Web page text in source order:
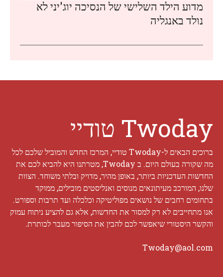
מדוע הילד השלישי של הנסיכה יוג'יני לא
נולד באנגליה
Twoday טודיי
ברוכים הבאים ל-Twoday טודיי, המרכז החדש והמוביל שלכם לכל
מה שקורה בעולם היום. ב Twoday, מטרתנו היא להביא לכם את
החדשות העדכניות ביותר, באופן מהיר, מדויק ובלתי משוחד. הצוות
שלנו, המורכב מעיתונאים מנוסים ואנליסטים מובילים, ממוקד
בתחומים רחבים של נושאים מפוליטיקה וכלכלה ועד תרבות וספורט.
אנו מתחייבים לא רק למסור את החדשות, אלא גם להציע ניתוח עמוק
והקשר היסטורי שיאפשר לכם להבין את הסיפור מעבר לכותרת.
Twoday@aol.com